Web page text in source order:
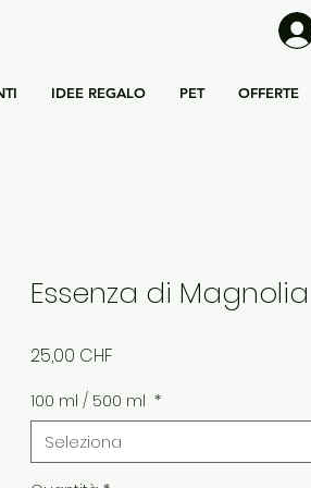
IDEE REGALO PET OFFERTE
Essenza di Magnolia
25,00 CHF
100 ml / 500 ml *
Seleziona